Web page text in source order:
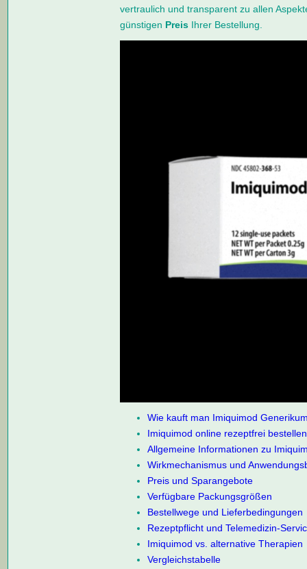
vertraulich und transparent zu allen
günstigen PreisIhrer Bestellung.
Wie kauft man Imiquimod
Imiquimod online rezeptfrei
Allgemeine Informationen zu
Wirkmechanismus und
Preis und Sparangebote
Verfügbare Packungsgrößen
Bestellwege und Lieferbedingungen
Rezeptpflicht und Telemedizin-
Imiquimod vs. alternative Therapien
Vergleichstabelle